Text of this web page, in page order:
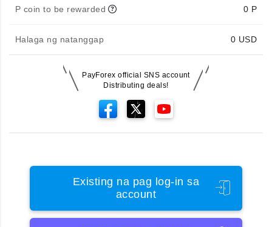
P coin to be rewarded 0 P
Halaga ng natanggap 0 USD
PayForex official SNS account
Distributing deals!
Existing na pag log-in sa
account